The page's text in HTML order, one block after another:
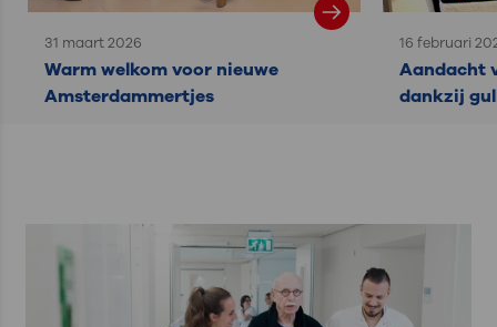
31 maart 2026
Warm welkom voor nieuwe
Amsterdammertjes
16 februari
Aandacht
dankzij